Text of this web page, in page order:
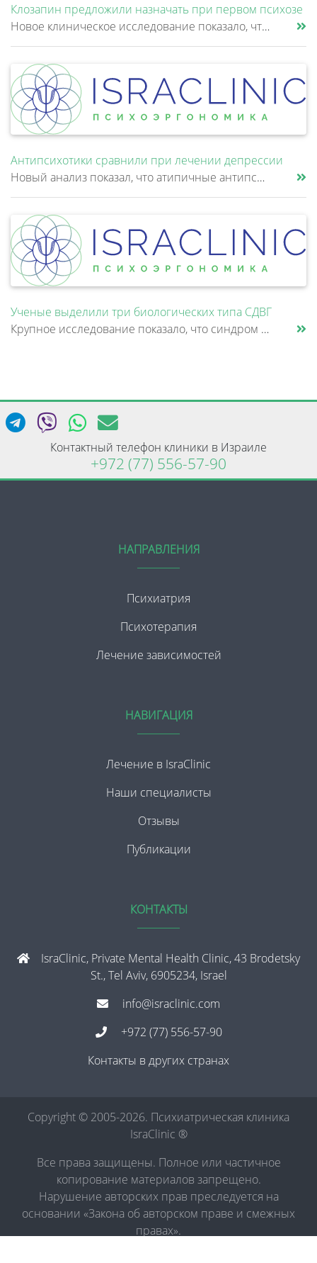
Клозапин предложили назначать при первом психозе
Новое клиническое исследование показало, что клозапин может быть эффективнее других антипсихотиков уже после первой неуд......
Антипсихотики сравнили при лечении депрессии
Новый анализ показал, что атипичные антипсихотики, которые иногда добавляют к антидепрессантам при большом депрессивном......
Ученые выделили три биологических типа СДВГ
Крупное исследование показало, что синдром дефицита внимания и гиперактивности (СДВГ) может включать не два, а три биоло......
Контактный телефон клиники в Израиле
+972 (77) 556-57-90
НАПРАВЛЕНИЯ
Психиатрия
Психотерапия
Лечение зависимостей
НАВИГАЦИЯ
Лечение в IsraClinic
Наши специалисты
Отзывы
Публикации
КОНТАКТЫ
IsraClinic, Private Mental Health Clinic, 43 Brodetsky
St., Tel Aviv, 6905234, Israel
info@israclinic.com
+972 (77) 556-57-90
Контакты в других странах
Copyright © 2005-2026. Психиатрическая клиника
IsraClinic ®
Все права защищены. Полное или частичное
копирование материалов запрещено.
Нарушение авторских прав преследуется на
основании «Закона об авторском праве и смежных
правах».